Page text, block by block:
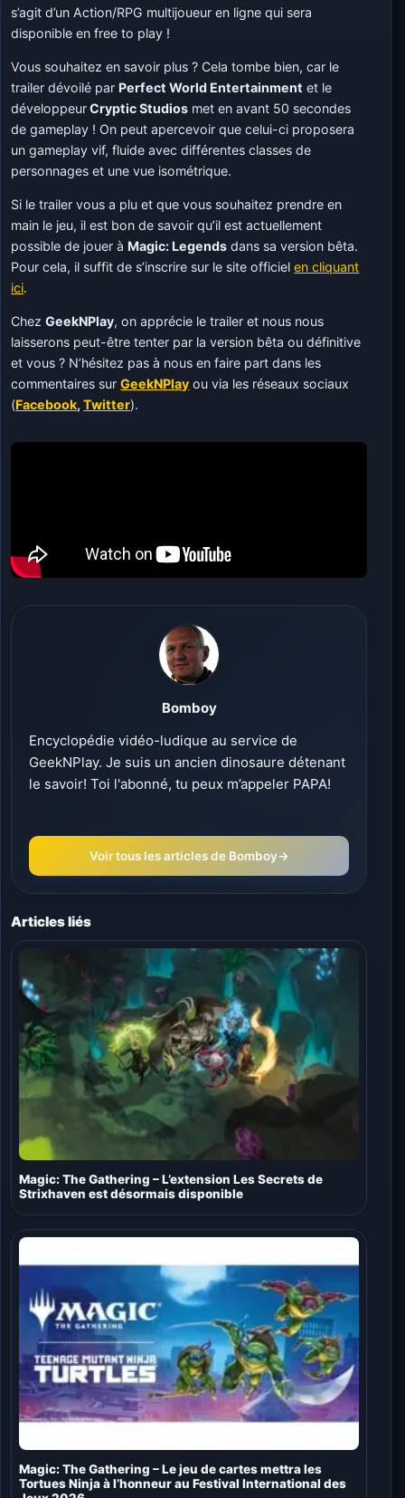
s’agit d’un Action/RPG multijoueur en ligne qui sera
disponible en free to play !
Vous souhaitez en savoir plus ? Cela tombe bien, car le
trailer dévoilé par Perfect World Entertainment et le
développeurCryptic Studios met en avant 50 secondes
de gameplay ! On peut apercevoir que celui-ci proposera
un gameplay vif, fluide avec différentes classes de
personnages et une vue isométrique.
Si le trailer vous a plu et que vous souhaitez prendre en
main le jeu, il est bon de savoir qu’il est actuellement
possible de jouer à Magic: Legends dans sa version bêta.
Pour cela, il suffit de s’inscrire sur le site officielen cliquant
ici.
ChezGeekNPlay, on apprécie le trailer et nous nous
laisserons peut-être tenter par la version bêta ou définitive
et vous ? N’hésitez pas à nous en faire part dans les
commentaires surGeekNPlay ou via les réseaux sociaux
(Facebook,Twitter).
Bomboy
Encyclopédie vidéo-ludique au service de
GeekNPlay. Je suis un ancien dinosaure détenant
le savoir! Toi l'abonné, tu peux m’appeler PAPA!
Voir tous les articles de Bomboy→
Articles liés
Magic: The Gathering – L’extension Les Secrets de
Strixhaven est désormais disponible
Magic: The Gathering – Le jeu de cartes mettra les
Tortues Ninja à l’honneur au Festival International des